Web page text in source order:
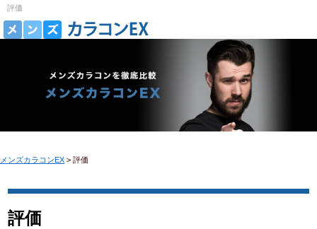
評価
メンズカラコンEX > 評価
評価